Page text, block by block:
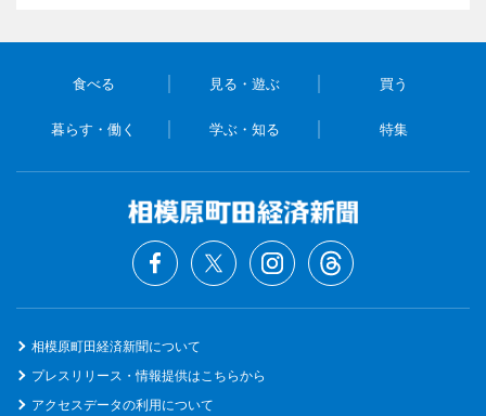
食べる 見る・遊ぶ 買う
暮らす・働く 学ぶ・知る 特集
相模原町田経済新聞について
プレスリリース・情報提供はこちらから
アクセスデータの利用について